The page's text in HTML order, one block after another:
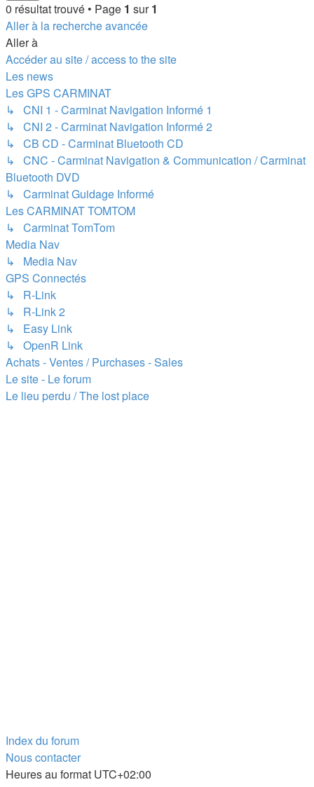
0 résultat trouvé • Page 1 sur1
Aller à la recherche avancée
Aller à
Accéder au site / access to the site
Les news
Les GPS CARMINAT
↳ CNI 1 - Carminat Navigation Informé 1
↳ CNI 2 - Carminat Navigation Informé 2
↳ CB CD - Carminat Bluetooth CD
↳ CNC - Carminat Navigation & Communication / Carminat
Bluetooth DVD
↳ Carminat Guidage Informé
Les CARMINAT TOMTOM
↳ Carminat TomTom
Media Nav
↳ Media Nav
GPS Connectés
↳ R-Link
↳ R-Link 2
↳ Easy Link
↳ OpenR Link
Achats - Ventes / Purchases - Sales
Le site - Le forum
Le lieu perdu / The lost place
Index du forum
Nous contacter
Heures au format UTC+02:00